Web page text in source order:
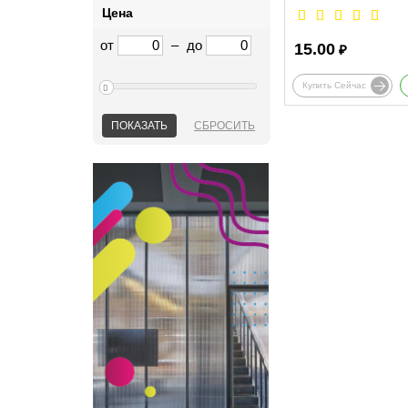
Цена
от – до 15.00 ₽
Купить Сейчас